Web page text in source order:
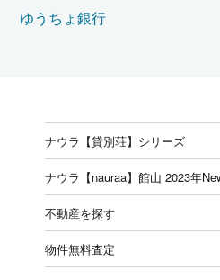
ゆうちょ銀行
ナウラ【貸別荘】シリーズ
ナウラ【nauraa】館山 2023年
不動産を探す
物件無料査定